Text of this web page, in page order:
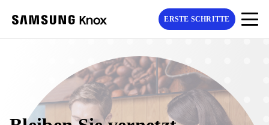
ERSTE SCHRITTE